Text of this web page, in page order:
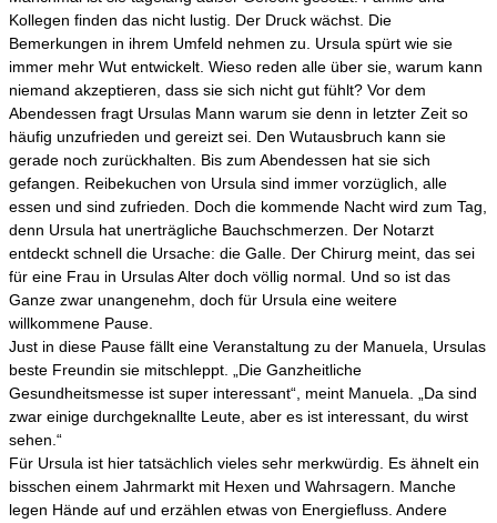
Kollegen finden das nicht lustig. Der Druck wächst. Die
Bemerkungen in ihrem Umfeld nehmen zu. Ursula spürt wie sie
immer mehr Wut entwickelt. Wieso reden alle über sie, warum kann
niemand akzeptieren, dass sie sich nicht gut fühlt? Vor dem
Abendessen fragt Ursulas Mann warum sie denn in letzter Zeit so
häufig unzufrieden und gereizt sei. Den Wutausbruch kann sie
gerade noch zurückhalten. Bis zum Abendessen hat sie sich
gefangen. Reibekuchen von Ursula sind immer vorzüglich, alle
essen und sind zufrieden. Doch die kommende Nacht wird zum Tag,
denn Ursula hat unerträgliche Bauchschmerzen. Der Notarzt
entdeckt schnell die Ursache: die Galle. Der Chirurg meint, das sei
für eine Frau in Ursulas Alter doch völlig normal. Und so ist das
Ganze zwar unangenehm, doch für Ursula eine weitere
willkommene Pause.
Just in diese Pause fällt eine Veranstaltung zu der Manuela, Ursulas
beste Freundin sie mitschleppt. „Die Ganzheitliche
Gesundheitsmesse ist super interessant“, meint Manuela. „Da sind
zwar einige durchgeknallte Leute, aber es ist interessant, du wirst
sehen.“
Für Ursula ist hier tatsächlich vieles sehr merkwürdig. Es ähnelt ein
bisschen einem Jahrmarkt mit Hexen und Wahrsagern. Manche
legen Hände auf und erzählen etwas von Energiefluss. Andere